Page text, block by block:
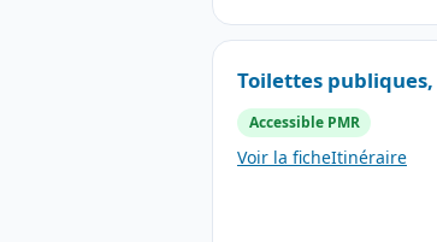
Toilettes publiques,
Accessible PMR
Voir la ficheItinéraire